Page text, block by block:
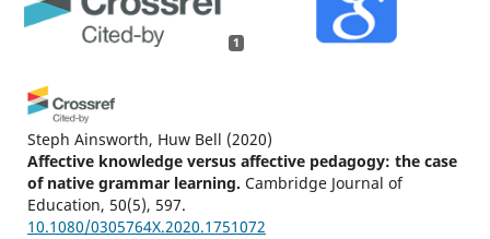
1
Steph Ainsworth, Huw Bell (2020)
Affective knowledge versus affective pedagogy: the case
of native grammar learning. Cambridge Journal of
Education, 50(5), 597.
10.1080/0305764X.2020.1751072